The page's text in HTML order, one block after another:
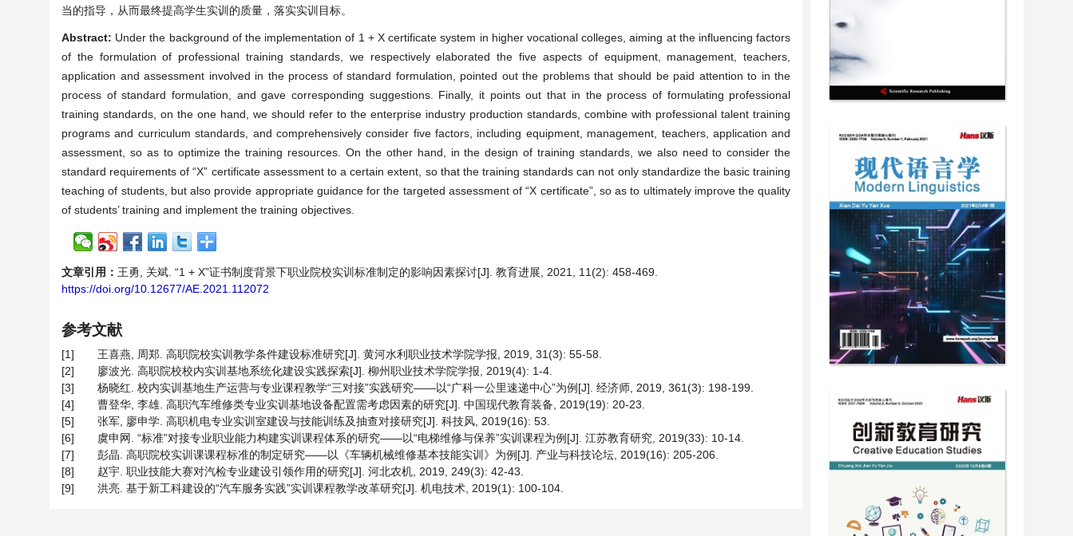
当的指导，从而最终提高学生实训的质量，落实实训目标。
Abstract: Under the background of the implementation of 1 + X certificate system in higher vocational colleges, aiming at the influencing factors
of the formulation of professional training standards, we respectively elaborated the five aspects of equipment, management, teachers,
application and assessment involved in the process of standard formulation, pointed out the problems that should be paid attention to in the
process of standard formulation, and gave corresponding suggestions. Finally, it points out that in the process of formulating professional
training standards, on the one hand, we should refer to the enterprise industry production standards, combine with professional talent training
programs and curriculum standards, and comprehensively consider five factors, including equipment, management, teachers, application and
assessment, so as to optimize the training resources. On the other hand, in the design of training standards, we also need to consider the
standard requirements of “X” certificate assessment to a certain extent, so that the training standards can not only standardize the basic training
teaching of students, but also provide appropriate guidance for the targeted assessment of “X certificate”, so as to ultimately improve the quality
of students’ training and implement the training objectives.
文章引用： 王勇, 关斌. “1 + X”证书制度背景下职业院校实训标准制定的影响因素探讨[J]. 教育进展, 2021, 11(2): 458-469.
https://doi.org/10.12677/AE.2021.112072
参考文献
[1]
王喜燕, 周郑. 高职院校实训教学条件建设标准研究[J]. 黄河水利职业技术学院学报, 2019, 31(3): 55-58.
[2]
廖波光. 高职院校校内实训基地系统化建设实践探索[J]. 柳州职业技术学院学报, 2019(4): 1-4.
[3]
杨晓红. 校内实训基地生产运营与专业课程教学“三对接”实践研究——以“广科一公里速递中心”为例[J]. 经济师, 2019, 361(3): 198-199.
[4]
曹登华, 李雄. 高职汽车维修类专业实训基地设备配置需考虑因素的研究[J]. 中国现代教育装备, 2019(19): 20-23.
[5]
张军, 廖申学. 高职机电专业实训室建设与技能训练及抽查对接研究[J]. 科技风, 2019(16): 53.
[6]
虞申网. “标准”对接专业职业能力构建实训课程体系的研究——以“电梯维修与保养”实训课程为例[J]. 江苏教育研究, 2019(33): 10-14.
[7]
彭晶. 高职院校实训课课程标准的制定研究——以《车辆机械维修基本技能实训》为例[J]. 产业与科技论坛, 2019(16): 205-206.
[8]
赵宇. 职业技能大赛对汽检专业建设引领作用的研究[J]. 河北农机, 2019, 249(3): 42-43.
[9]
洪亮. 基于新工科建设的“汽车服务实践”实训课程教学改革研究[J]. 机电技术, 2019(1): 100-104.